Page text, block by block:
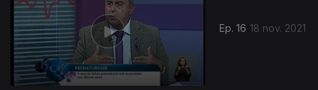
Ep. 16 18 nov. 2021